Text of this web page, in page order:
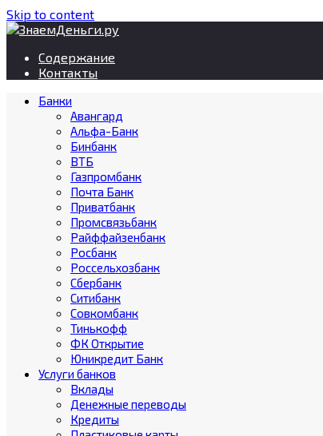
Skip to content
Содержание
Контакты
Банки
Авангард
Альфа-Банк
Бинбанк
ВТБ
Газпромбанк
Почта Банк
Приватбанк
Промсвязьбанк
Райффайзенбанк
Росбанк
Россельхозбанк
Сбербанк
Ситибанк
Совкомбанк
Тинькофф
ФК Открытие
Юникредит Банк
Услуги банков
Вклады
Денежные переводы
Кредиты